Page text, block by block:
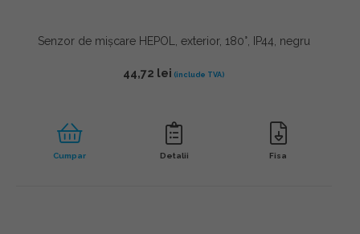
Senzor de mișcare HEPOL, exterior, 180°, IP44, negru
44,72 lei
Cumpar Detalii Fisa